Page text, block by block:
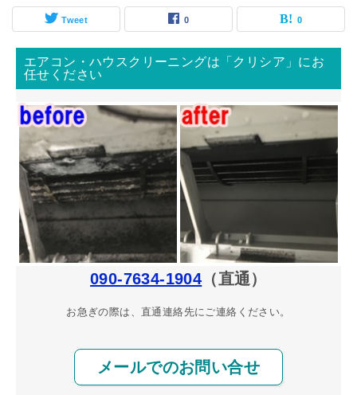
Tweet 0 0
エアコン・ハウスクリーニングは「クリシア」にお
任せください
090-7634-1904 （直通）
お急ぎの際は、直通連絡先にご連絡ください。
メールでのお問い合せ